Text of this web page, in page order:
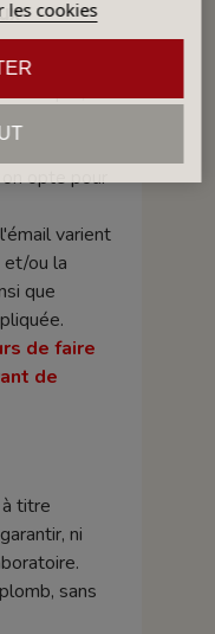
de la
exemple,
on
opte pour
varient
et/ou la
que
de faire
de
titre
ni
sans
les cookies